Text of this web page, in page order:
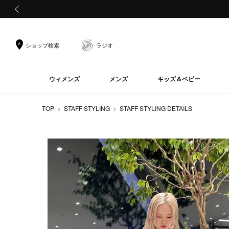
ショップ検索 ラジオ
ウィメンズ メンズ キッズ＆ベビー
TOP STAFF STYLING STAFF STYLING DETAILS